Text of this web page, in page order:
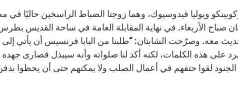
ويوليا فيدوسيوك، وهما زوجتا الضباط الراسخين حاليًا
صباح الأربعاء. في نهاية المقابلة العامة في ساحة القديس
معه. وصرّحت الشابتان: “طلبنا من البابا فرنسيس أن يأتي إلى
على هذه الكلمات، لكنه أكد لنا صلواته وأنه سيبذل قصارى
الجنود لقوا حتفهم في أعمال الصلب ولا يمكنهم حتى أن يحظوا